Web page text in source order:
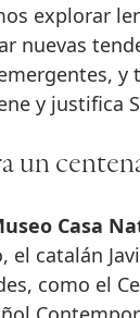
explorar
nuevas
y
y justifica
un
Casa
el catalán
como el